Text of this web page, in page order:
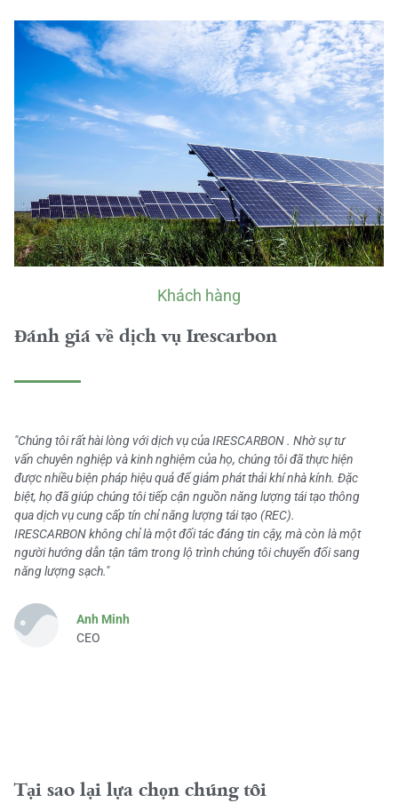
Khách hàng
Đánh giá về dịch vụ Irescarbon
"Chúng tôi rất hài lòng với dịch vụ của IRESCARBON . Nhờ sự tư
vấn chuyên nghiệp và kinh nghiệm của họ, chúng tôi đã thực hiện
được nhiều biện pháp hiệu quả để giảm phát thải khí nhà kính. Đặc
biệt, họ đã giúp chúng tôi tiếp cận nguồn năng lượng tái tạo thông
qua dịch vụ cung cấp tín chỉ năng lượng tái tạo (REC).
IRESCARBON không chỉ là một đối tác đáng tin cậy, mà còn là một
người hướng dẫn tận tâm trong lộ trình chúng tôi chuyển đổi sang
năng lượng sạch."
Anh Minh
CEO
Tại sao lại lựa chọn chúng tôi